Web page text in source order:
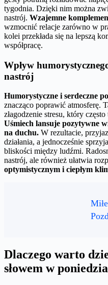
tygodnia. Dzięki nim można
nastrój. Wzajemne
wzmocnić relacje zarówno w
kolei przekłada się na lepszą
współpracę.
Wpływ
nastrój
Humorystyczne i serdeczne
znacząco poprawić atmosferę.
złagodzenie stresu, który
Uśmiech lansuje pozytywne
na duchu. W rezultacie,
działania, a jednocześnie
bliskości między ludźmi.
nastrój, ale również ułatwia
optymistycznym i ciepłym
Dlaczego warto
słowem w